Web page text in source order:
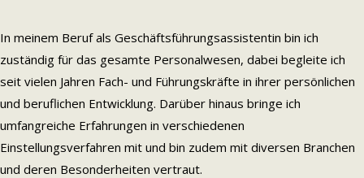
In meinem Beruf als Geschäftsführungsassistentin bin ich
zuständig für das gesamte Personalwesen, dabei begleite ich
seit vielen Jahren Fach- und Führungskräfte in ihrer persönlichen
und beruflichen Entwicklung. Darüber hinaus bringe ich
umfangreiche Erfahrungen in verschiedenen
Einstellungsverfahren mit und bin zudem mit diversen Branchen
und deren Besonderheiten vertraut.